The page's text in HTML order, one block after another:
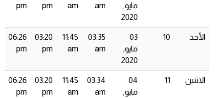
مايو,
2020
am
am
pm
pm
الأحد 10
03
مايو,
2020
03:35
am
11:45
am
03:20
pm
06:26
pm
الاثنين 11
04
مايو,
03:34
am
11:45
am
03:20
pm
06:26
pm